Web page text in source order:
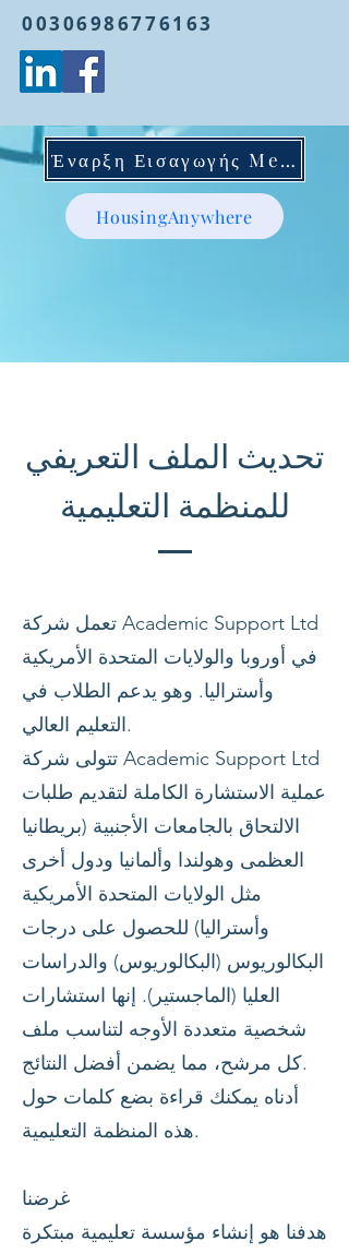
00306986776163
Έναρξη Εισαγωγής Mentoring
HousingAnywhere
تحديث الملف التعريفي
للمنظمة التعليمية
تعمل شركة Academic Support Ltd
في أوروبا والولايات المتحدة الأمريكية
وأستراليا. وهو يدعم الطلاب في
التعليم العالي.
تتولى شركة Academic Support Ltd
عملية الاستشارة الكاملة لتقديم طلبات
الالتحاق بالجامعات الأجنبية (بريطانيا
العظمى وهولندا وألمانيا ودول أخرى
مثل الولايات المتحدة الأمريكية
وأستراليا) للحصول على درجات
البكالوريوس (البكالوريوس) والدراسات
العليا (الماجستير). إنها استشارات
شخصية متعددة الأوجه لتناسب ملف
كل مرشح، مما يضمن أفضل النتائج.
أدناه يمكنك قراءة بضع كلمات حول
هذه المنظمة التعليمية.
غرضنا
هدفنا هو إنشاء مؤسسة تعليمية مبتكرة